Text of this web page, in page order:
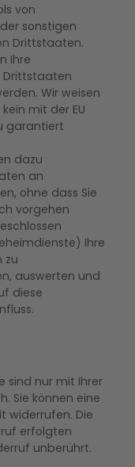
von
sonstigen
Drittstaaten.
Ihre
Drittstaaten
Wir weisen
mit der EU
garantiert
dazu
an
ohne dass Sie
vorgehen
Ihre
zu
auswerten und
diese
sind nur mit Ihrer
Sie können eine
widerrufen. Die
erfolgten
unberührt.